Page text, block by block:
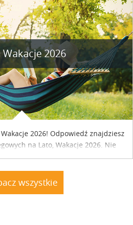
Wakacje 2026
2026! Odpowiedź znajdziesz
na Lato, Wakacje 2026. Nie
czekają...
wszystkie